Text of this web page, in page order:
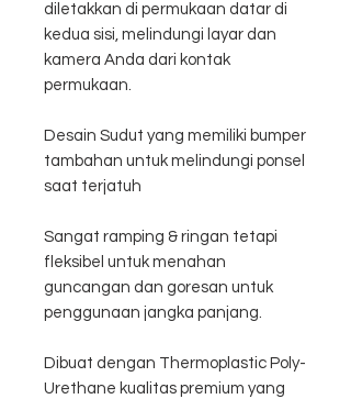
diletakkan di permukaan datar di
kedua sisi, melindungi layar dan
kamera Anda dari kontak
permukaan.
Desain Sudut yang memiliki bumper
tambahan untuk melindungi ponsel
saat terjatuh
Sangat ramping & ringan tetapi
fleksibel untuk menahan
guncangan dan goresan untuk
penggunaan jangka panjang.
Dibuat dengan Thermoplastic Poly-
Urethane kualitas premium yang